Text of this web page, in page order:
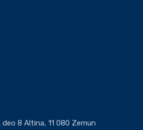
8 Altina, 11 080 Zemun